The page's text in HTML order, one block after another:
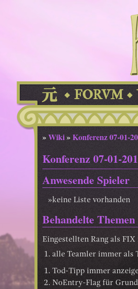
FORVM
»Wiki»Konferenz 07-01-
Konferenz 07-01-
Anwesende Spieler
keine Liste vorhanden
Behandelte Themen
Eingestellten Rang als
alle Teamler immer als
Tod-Tipp immer
NoEntry-Flag für